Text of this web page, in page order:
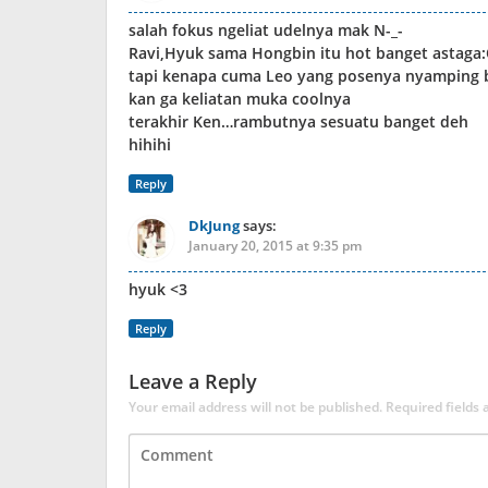
salah fokus ngeliat udelnya mak N-_-
Ravi,Hyuk sama Hongbin itu hot banget
tapi kenapa cuma Leo yang posenya nyamping
kan ga keliatan muka coolnya
terakhir Ken…rambutnya sesuatu banget deh
hihihi
Reply
DkJungsays:
January 20, 2015 at 9:35 pm
hyuk <3
Reply
Leave a Reply
Your email address will not be published. Required fields